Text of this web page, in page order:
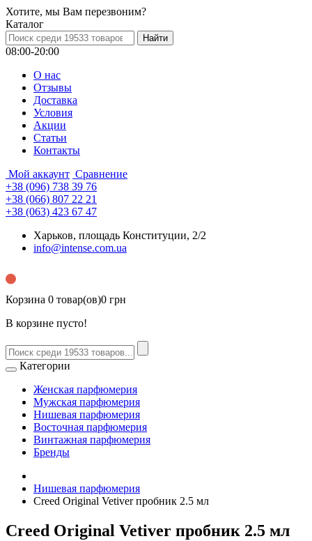
Хотите, мы Вам перезвоним?
Каталог
08:00-20:00
О нас
Отзывы
Доставка
Условия
Aкции
Статьи
Контакты
Мой аккаунт Сравнение
+38 (096) 738 39 76
+38 (066) 807 22 21
+38 (063) 423 67 47
Харьков, площадь Конституции, 2/2
info@intense.com.ua
Корзина 0 товар(ов)0 грн
В корзине пусто!
Категории
Женская парфюмерия
Мужская парфюмерия
Нишевая парфюмерия
Восточная парфюмерия
Винтажная парфюмерия
Бренды
Нишевая парфюмерия
Creed Original Vetiver пробник 2.5 мл
Creed Original Vetiver пробник 2.5 мл